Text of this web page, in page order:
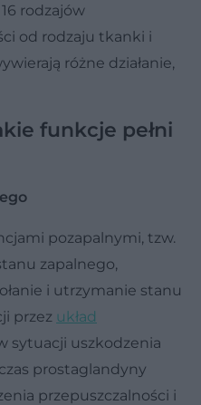
rodzajów
od rodzaju tkanki i
różne działanie,
funkcje pełni
pozapalnymi, tzw.
zapalnego,
i utrzymanie stanu
przez układ
sytuacji uszkodzenia
prostaglandyny
przepuszczalności i